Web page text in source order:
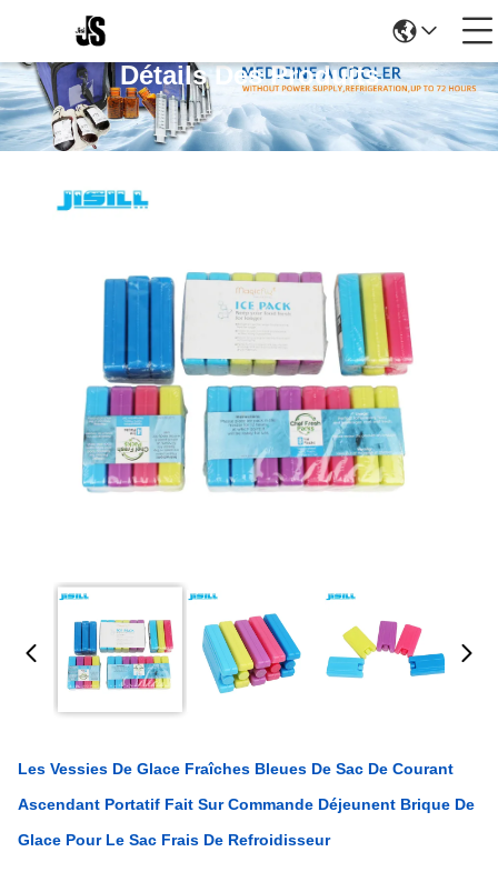
Détails Des Produits
Les Vessies De Glace Fraîches Bleues De Sac De Courant
Ascendant Portatif Fait Sur Commande Déjeunent Brique De
Glace Pour Le Sac Frais De Refroidisseur